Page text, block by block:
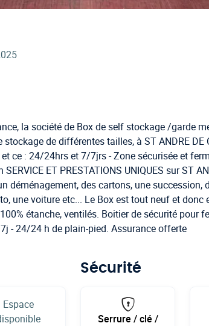
la société de Box de self stockage /garde
stockage de différentes tailles, à ST ANDRE DE
ce : 24/24hrs et 7/7jrs - Zone sécurisée et
ET PRESTATIONS UNIQUES sur ST
déménagement, des cartons, une succession,
une voiture etc... Le Box est tout neuf et donc
étanche, ventilés. Boitier de sécurité pour
- 24/24 h de plain-pied. Assurance offerte
Espace
Sécurité
Serrure / clé /